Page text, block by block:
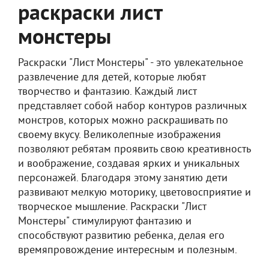
раскраски лист
монстеры
Раскраски "Лист Монстеры" - это увлекательное
развлечение для детей, которые любят
творчество и фантазию. Каждый лист
представляет собой набор контуров различных
монстров, которых можно раскрашивать по
своему вкусу. Великолепные изображения
позволяют ребятам проявить свою креативность
и воображение, создавая ярких и уникальных
персонажей. Благодаря этому занятию дети
развивают мелкую моторику, цветовосприятие и
творческое мышление. Раскраски "Лист
Монстеры" стимулируют фантазию и
способствуют развитию ребенка, делая его
времяпровождение интересным и полезным.